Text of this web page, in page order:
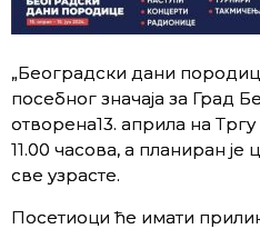
„Београдски дани
посебног значаја за Град
отворена13. априла на
11.00 часова, а планиран
све узрасте.
Посетиоци ће имати